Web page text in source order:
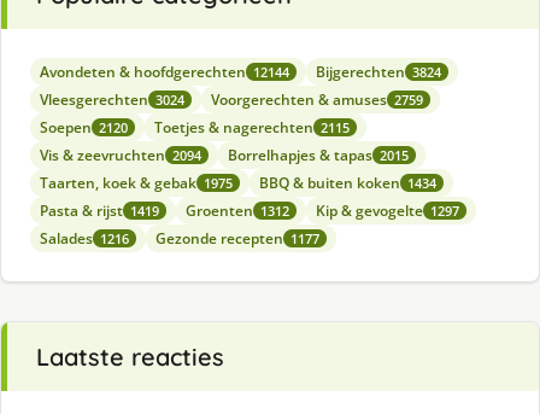
Avondeten & hoofdgerechten 12144 Bijgerechten 3824
Vleesgerechten 3024 Voorgerechten & amuses 2759
Soepen 2120 Toetjes & nagerechten 2115
Vis & zeevruchten 2094 Borrelhapjes & tapas 2015
Taarten, koek & gebak 1975 BBQ & buiten koken 1434
Pasta & rijst 1419 Groenten 1312 Kip & gevogelte 1297
Salades 1216 Gezonde recepten 1177
Laatste reacties